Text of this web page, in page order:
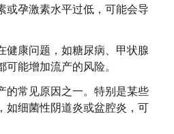
或孕激素水平过低，可能会导
健康问题，如糖尿病、甲状腺
能增加流产的风险。
的常见原因之一。特别是某些
如细菌性阴道炎或盆腔炎，可